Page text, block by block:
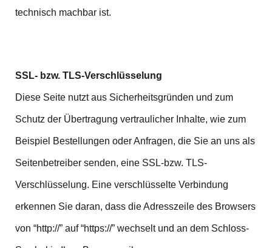
technisch machbar ist.
SSL- bzw. TLS-Verschlüsselung
Diese Seite nutzt aus Sicherheitsgründen und zum
Schutz der Übertragung vertraulicher Inhalte, wie zum
Beispiel Bestellungen oder Anfragen, die Sie an uns als
Seitenbetreiber senden, eine SSL-bzw. TLS-
Verschlüsselung. Eine verschlüsselte Verbindung
erkennen Sie daran, dass die Adresszeile des Browsers
von “http://” auf “https://” wechselt und an dem Schloss-